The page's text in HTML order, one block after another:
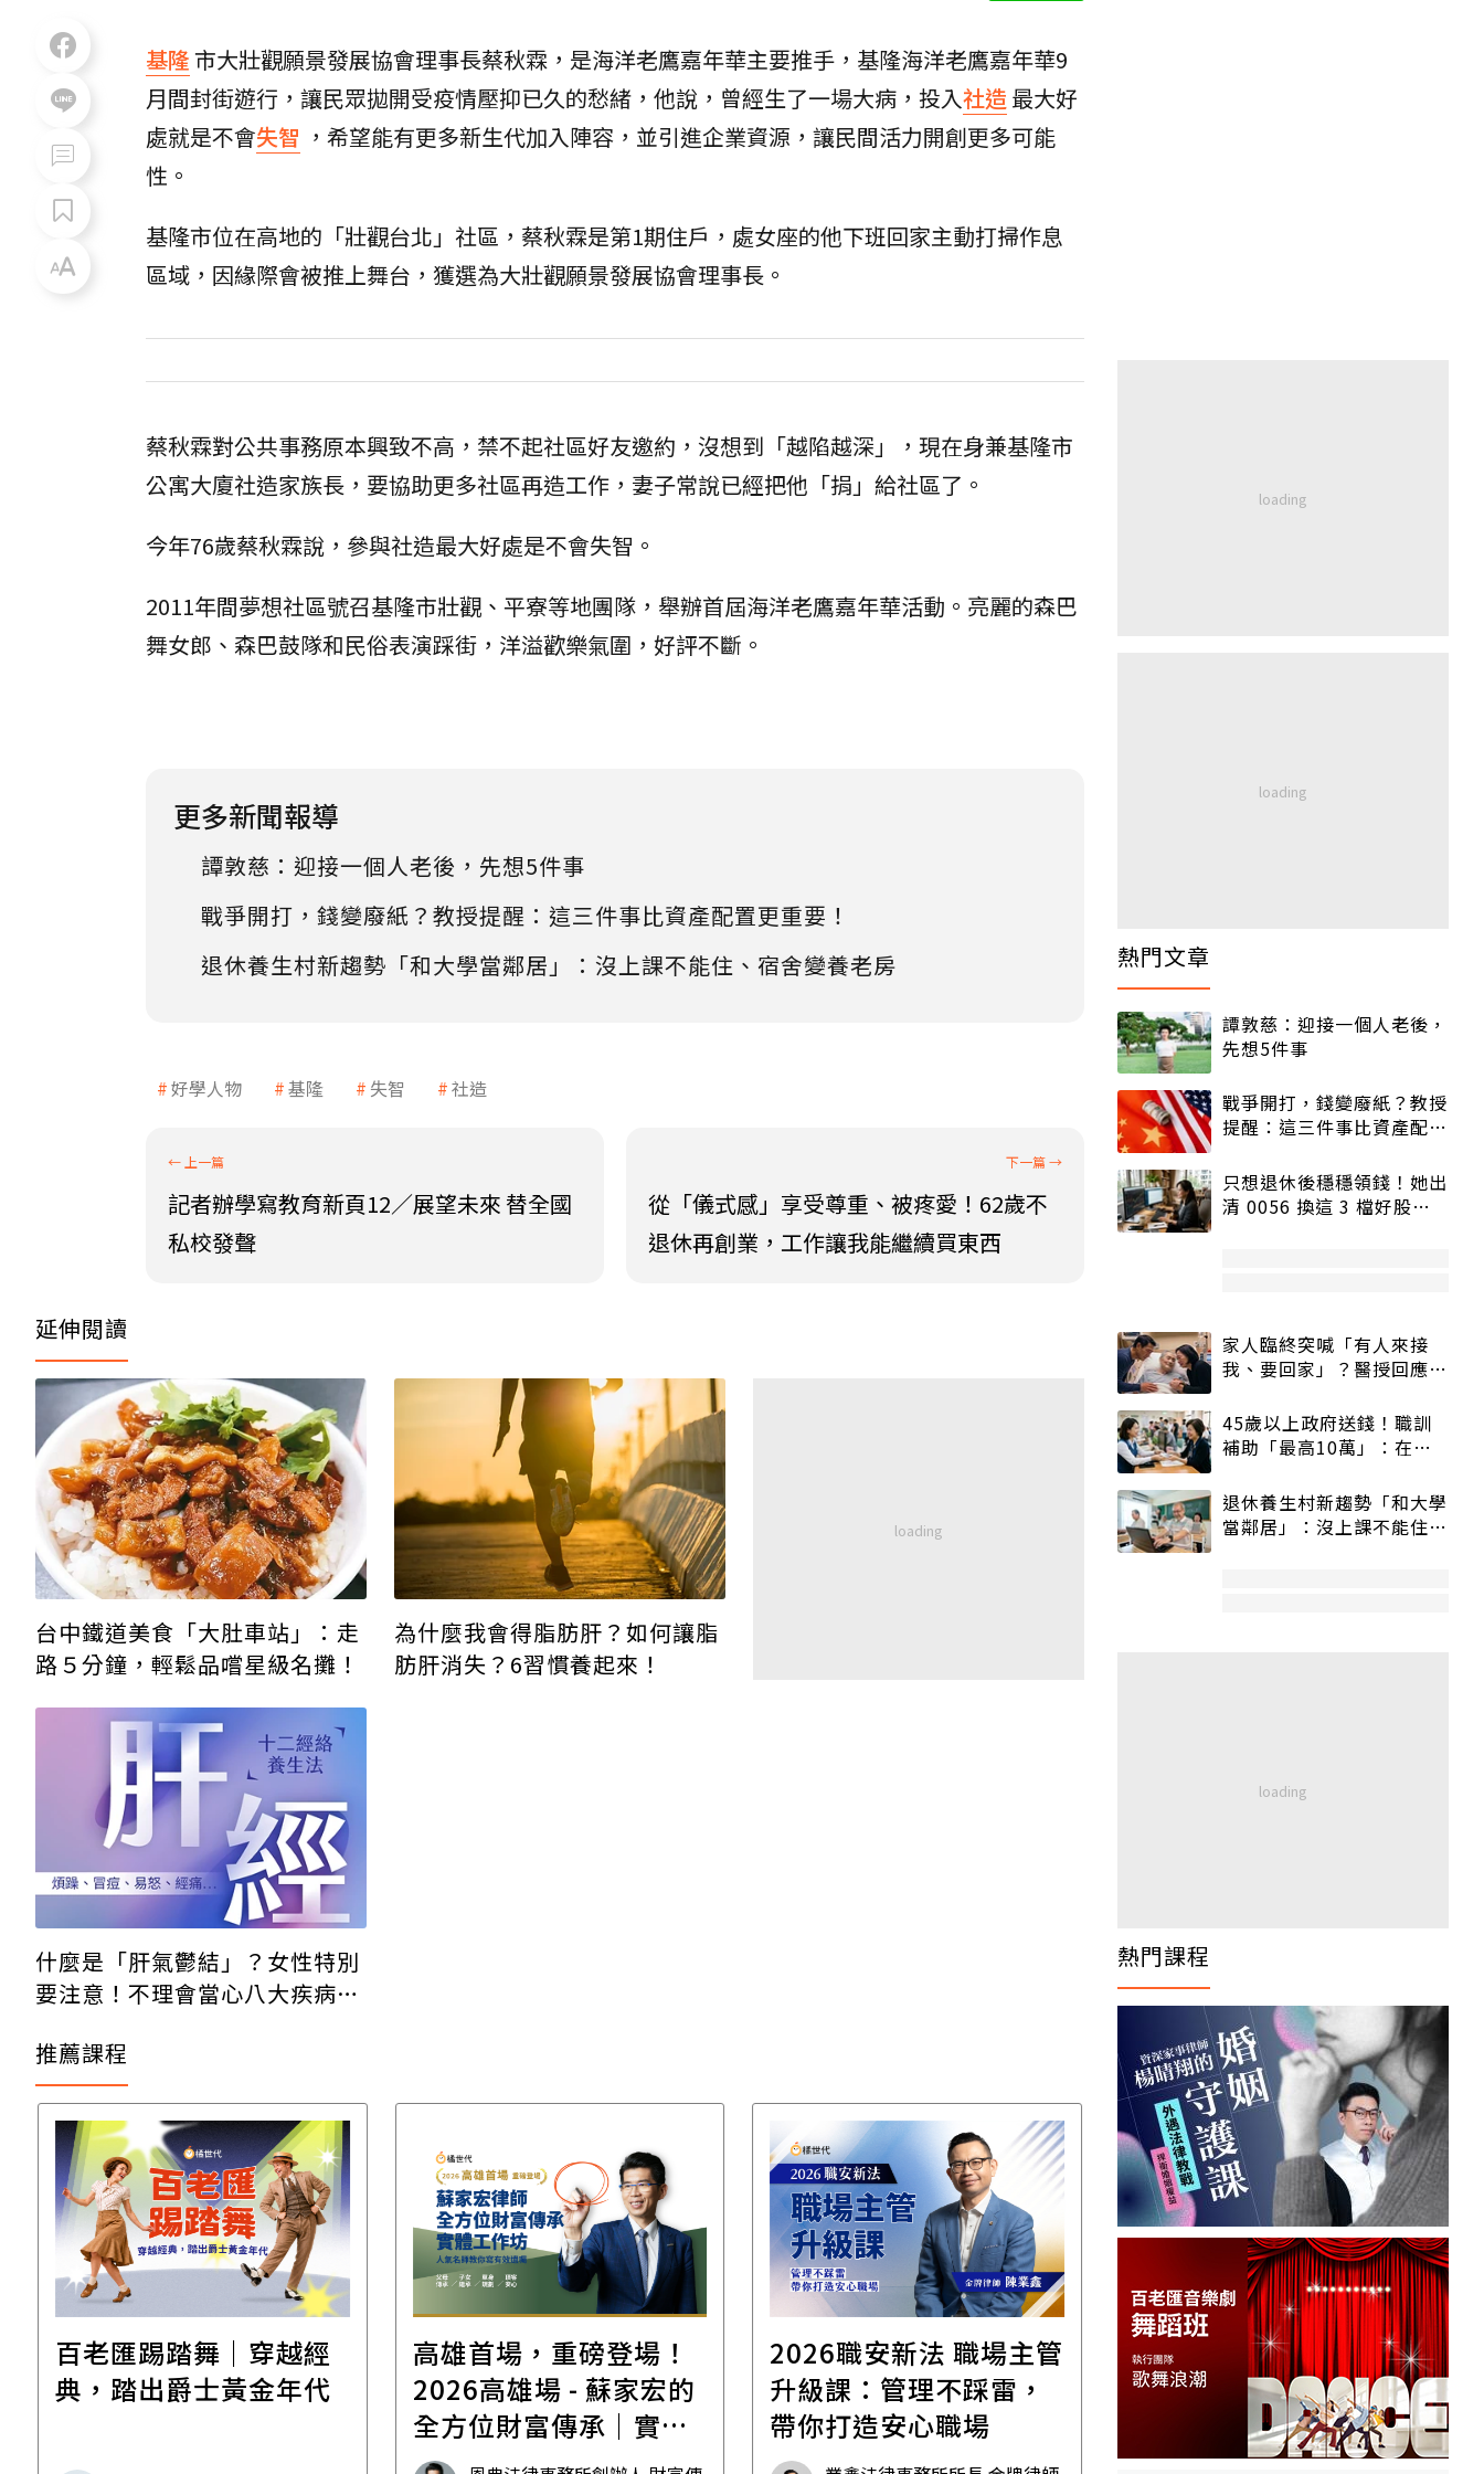
基隆市大壯觀願景發展協會理事長蔡秋霖，是海洋老鷹嘉年華主要推手，基隆海洋老鷹嘉年華9
月間封街遊行，讓民眾拋開受疫情壓抑已久的愁緒，他說，曾經生了一場大病，投入社造 最大好
處就是不會失智 ，希望能有更多新生代加入陣容，並引進企業資源，讓民間活力開創更多可能
性。
基隆市位在高地的「壯觀台北」社區，蔡秋霖是第1期住戶，處女座的他下班回家主動打掃作息
區域，因緣際會被推上舞台，獲選為大壯觀願景發展協會理事長。
蔡秋霖對公共事務原本興致不高，禁不起社區好友邀約，沒想到「越陷越深」，現在身兼基隆市
公寓大廈社造家族長，要協助更多社區再造工作，妻子常說已經把他「捐」給社區了。
今年76歲蔡秋霖說，參與社造最大好處是不會失智。
2011年間夢想社區號召基隆市壯觀、平寮等地團隊，舉辦首屆海洋老鷹嘉年華活動。亮麗的森巴
舞女郎、森巴鼓隊和民俗表演踩街，洋溢歡樂氣圍，好評不斷。
更多新聞報導
譚敦慈：迎接一個人老後，先想5件事
戰爭開打，錢變廢紙？教授提醒：這三件事比資產配置更重要！
退休養生村新趨勢「和大學當鄰居」：沒上課不能住、宿舍變養老房
好學人物 基隆 失智 社造
記者辦學寫教育新頁12／展望未來 替全國
私校發聲
從「儀式感」享受尊重、被疼愛！62歲不
退休再創業，工作讓我能繼續買東西
延伸閱讀
台中鐵道美食「大肚車站」：走
路５分鐘，輕鬆品嚐星級名攤！
為什麼我會得脂肪肝？如何讓脂
肪肝消失？6習慣養起來！
什麼是「肝氣鬱結」？女性特別
要注意！不理會當心八大疾病找
推薦課程
百老匯踢踏舞｜穿越經
典，踏出爵士黃金年代
高雄首場，重磅登場！
2026高雄場 - 蘇家宏的
全方位財富傳承｜實體
工作坊
2026職安新法 職場主管
升級課：管理不踩雷，
帶你打造安心職場
【直播講座】免費報名
｜8/11譚敦慈的一個人
生活必修課：一個人
住，五件事要先想清
熱門文章
譚敦慈：迎接一個人老後，
先想5件事
戰爭開打，錢變廢紙？教授
提醒：這三件事比資產配置
只想退休後穩穩領錢！她出
清 0056 換這 3 檔好股：
家人臨終突喊「有人來接
我、要回家」？醫授回應方
45歲以上政府送錢！職訓
補助「最高10萬」：在
退休養生村新趨勢「和大學
當鄰居」：沒上課不能住、
熱門課程